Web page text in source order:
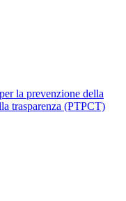
la prevenzione della
trasparenza (PTPCT)